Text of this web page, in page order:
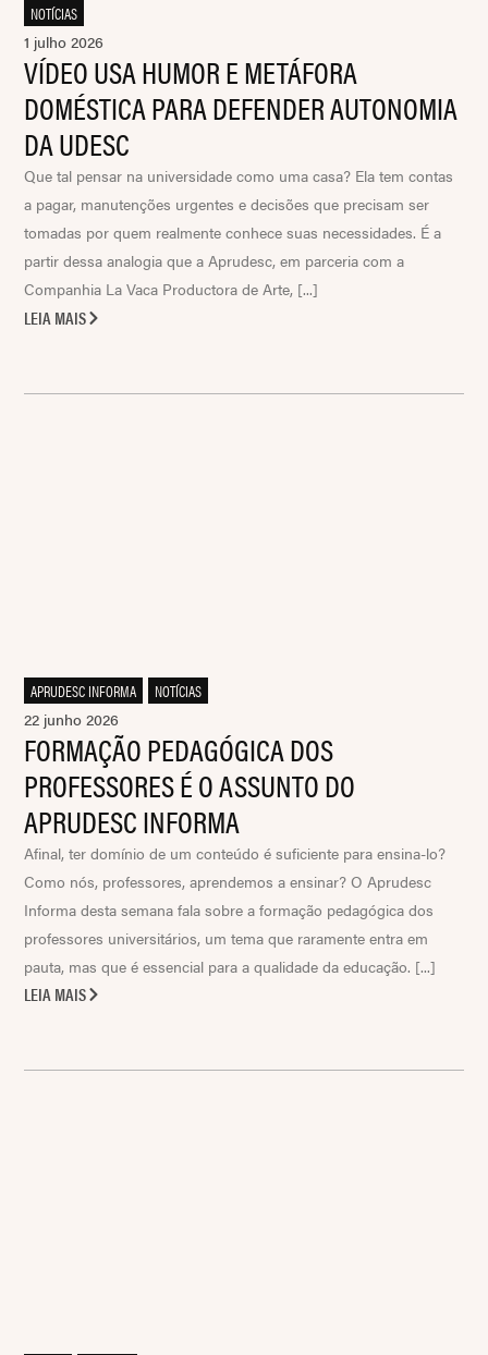
NOTÍCIAS
1 julho 2026
VÍDEO USA HUMOR E METÁFORA
DOMÉSTICA PARA DEFENDER AUTONOMIA
DA UDESC
Que tal pensar na universidade como uma casa? Ela tem contas
a pagar, manutenções urgentes e decisões que precisam ser
tomadas por quem realmente conhece suas necessidades. É a
partir dessa analogia que a Aprudesc, em parceria com a
Companhia La Vaca Productora de Arte, [...]
LEIA MAIS
APRUDESC INFORMA
NOTÍCIAS
22 junho 2026
FORMAÇÃO PEDAGÓGICA DOS
PROFESSORES É O ASSUNTO DO
APRUDESC INFORMA
Afinal, ter domínio de um conteúdo é suficiente para ensina-lo?
Como nós, professores, aprendemos a ensinar? O Aprudesc
Informa desta semana fala sobre a formação pedagógica dos
professores universitários, um tema que raramente entra em
pauta, mas que é essencial para a qualidade da educação. [...]
LEIA MAIS